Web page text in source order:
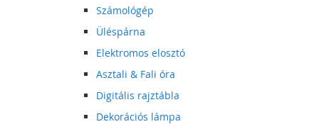
Számológép
Üléspárna
Elektromos elosztó
Asztali & Fali óra
Digitális rajztábla
Dekorációs lámpa